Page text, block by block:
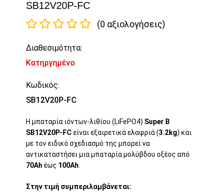
SB12V20P-FC
(0 αξιολογήσεις)
Διαθεσιμότητα:
Κατηργημένο
Κωδικός:
SB12V20P-FC
Η μπαταρία ιόντων-λιθίου (LiFePO4) Super B
SB12V20P-FC είναι εξαιρετικά ελαφριά (3.2kg) και
με τον ειδικό σχεδιασμό της μπορεί να
αντικαταστήσει μια μπαταρία μολύβδου οξέος από
70Ahέως 100Ah
Στην τιμή συμπεριλαμβάνεται: